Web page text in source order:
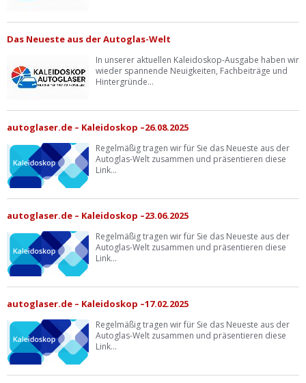
Das Neueste aus der Autoglas-Welt
In unserer aktuellen Kaleidoskop-Ausgabe haben wir
wieder spannende Neuigkeiten, Fachbeiträge und
Hintergründe...
autoglaser.de – Kaleidoskop –26.08.2025
Regelmäßig tragen wir für Sie das Neueste aus der
Autoglas-Welt zusammen und präsentieren diese
Link...
autoglaser.de – Kaleidoskop –23.06.2025
Regelmäßig tragen wir für Sie das Neueste aus der
Autoglas-Welt zusammen und präsentieren diese
Link...
autoglaser.de – Kaleidoskop –17.02.2025
Regelmäßig tragen wir für Sie das Neueste aus der
Autoglas-Welt zusammen und präsentieren diese
Link...